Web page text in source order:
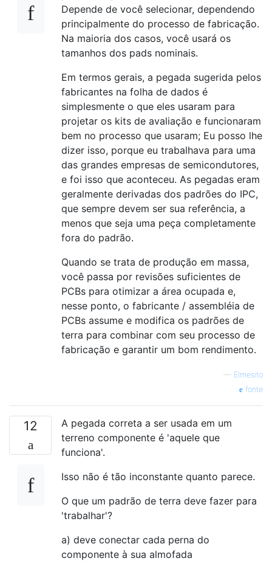
Depende de você selecionar, dependendo
principalmente do processo de fabricação.
Na maioria dos casos, você usará os
tamanhos dos pads nominais.
Em termos gerais, a pegada sugerida pelos
fabricantes na folha de dados é
simplesmente o que eles usaram para
projetar os kits de avaliação e funcionaram
bem no processo que usaram; Eu posso lhe
dizer isso, porque eu trabalhava para uma
das grandes empresas de semicondutores,
e foi isso que aconteceu. As pegadas eram
geralmente derivadas dos padrões do IPC,
que sempre devem ser sua referência, a
menos que seja uma peça completamente
fora do padrão.
Quando se trata de produção em massa,
você passa por revisões suficientes de
PCBs para otimizar a área ocupada e,
nesse ponto, o fabricante / assembléia de
PCBs assume e modifica os padrões de
terra para combinar com seu processo de
fabricação e garantir um bom rendimento.
— Elmesito
fonte
12
A pegada correta a ser usada em um
terreno componente é 'aquele que
funciona'.
Isso não é tão inconstante quanto parece.
O que um padrão de terra deve fazer para
'trabalhar'?
a) deve conectar cada perna do
componente à sua almofada